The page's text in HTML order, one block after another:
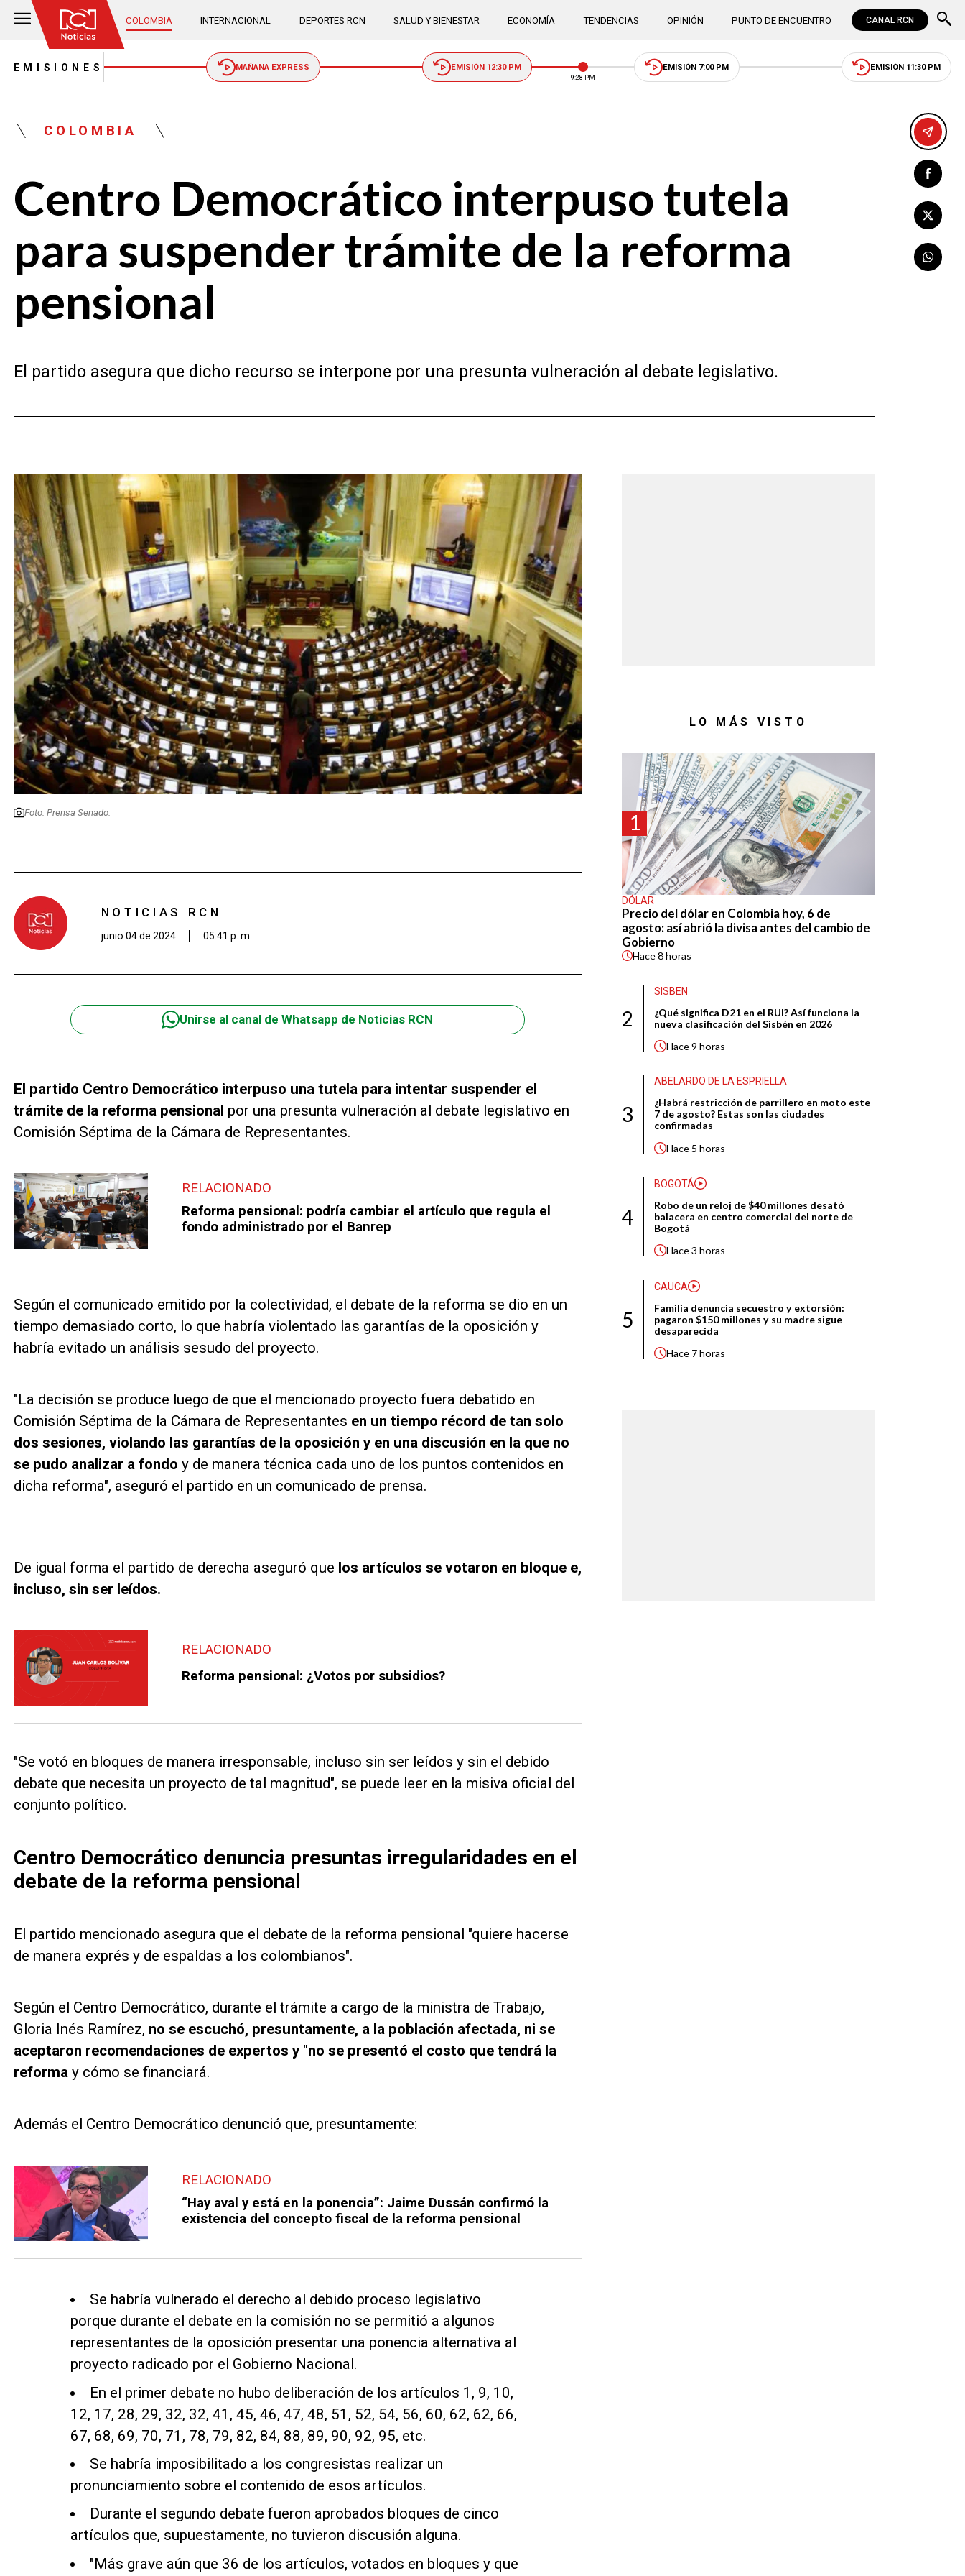
COLOMBIA INTERNACIONAL DEPORTES RCN SALUD Y BIENESTAR ECONOMÍA TENDENCIAS OPINIÓN PUNTO DE ENCUENTRO CANAL RCN
EMISIONES MAÑANA EXPRESS EMISIÓN 12:30 PM
9:28 PM
EMISIÓN 7:00 PM EMISIÓN 11:30 PM
COLOMBIA
Centro Democrático interpuso tutela
para suspender trámite de la reforma
pensional
El partido asegura que dicho recurso se interpone por una presunta vulneración al debate legislativo.
Foto: Prensa Senado.
NOTICIAS RCN
junio 04 de 2024 05:41 p. m.
Unirse al canal de Whatsapp de Noticias RCN
El partido Centro Democrático interpuso una tutela para intentar suspender el
trámite de la reforma pensional por una presunta vulneración al debate legislativo en
Comisión Séptima de la Cámara de Representantes.
RELACIONADO
Reforma pensional: podría cambiar el artículo que regula el
fondo administrado por el Banrep
Según el comunicado emitido por la colectividad, el debate de la reforma se dio en un
tiempo demasiado corto, lo que habría violentado las garantías de la oposición y
habría evitado un análisis sesudo del proyecto.
"La decisión se produce luego de que el mencionado proyecto fuera debatido en
Comisión Séptima de la Cámara de Representantes en un tiempo récord de tan solo
dos sesiones, violando las garantías de la oposición y en una discusión en la que no
se pudo analizar a fondo y de manera técnica cada uno de los puntos contenidos en
dicha reforma", aseguró el partido en un comunicado de prensa.
De igual forma el partido de derecha aseguró que los artículos se votaron en bloque e,
incluso, sin ser leídos.
RELACIONADO
Reforma pensional: ¿Votos por subsidios?
"Se votó en bloques de manera irresponsable, incluso sin ser leídos y sin el debido
debate que necesita un proyecto de tal magnitud", se puede leer en la misiva oficial del
conjunto político.
Centro Democrático denuncia presuntas irregularidades en el
debate de la reforma pensional
El partido mencionado asegura que el debate de la reforma pensional "quiere hacerse
de manera exprés y de espaldas a los colombianos".
Según el Centro Democrático, durante el trámite a cargo de la ministra de Trabajo,
Gloria Inés Ramírez, no se escuchó, presuntamente, a la población afectada, ni se
aceptaron recomendaciones de expertos y "no se presentó el costo que tendrá la
reformay cómo se financiará.
Además el Centro Democrático denunció que, presuntamente:
RELACIONADO
“Hay aval y está en la ponencia”: Jaime Dussán confirmó la
existencia del concepto fiscal de la reforma pensional
Se habría vulnerado el derecho al debido proceso legislativo
porque durante el debate en la comisión no se permitió a algunos
representantes de la oposición presentar una ponencia alternativa al
proyecto radicado por el Gobierno Nacional.
En el primer debate no hubo deliberación de los artículos 1, 9, 10,
12, 17, 28, 29, 32, 32, 41, 45, 46, 47, 48, 51, 52, 54, 56, 60, 62, 62, 66,
67, 68, 69, 70, 71, 78, 79, 82, 84, 88, 89, 90, 92, 95, etc.
Se habría imposibilitado a los congresistas realizar un
pronunciamiento sobre el contenido de esos artículos.
Durante el segundo debate fueron aprobados bloques de cinco
artículos que, supuestamente, no tuvieron discusión alguna.
"Más grave aún que 36 de los artículos, votados en bloques y que
LO MÁS VISTO
1
DÓLAR
Precio del dólar en Colombia hoy, 6 de
agosto: así abrió la divisa antes del cambio de
Gobierno
Hace8 horas
2
SISBEN
¿Qué significa D21 en el RUI? Así funciona la
nueva clasificación del Sisbén en 2026
Hace9 horas
3
ABELARDO DE LA ESPRIELLA
¿Habrá restricción de parrillero en moto este
7 de agosto? Estas son las ciudades
confirmadas
Hace 5 horas
4
BOGOTÁ
Robo de un reloj de $40 millones desató
balacera en centro comercial del norte de
Bogotá
Hace3 horas
5
CAUCA
Familia denuncia secuestro y extorsión:
pagaron $150 millones y su madre sigue
desaparecida
Hace 7 horas